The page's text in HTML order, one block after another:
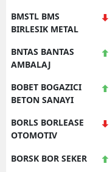
BMSTL BMS
BIRLESIK METAL
BNTAS BANTAS
AMBALAJ
BOBET BOGAZICI
BETON SANAYI
BORLS BORLEASE
OTOMOTIV
BORSK BOR SEKER